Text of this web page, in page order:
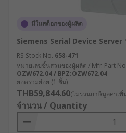
มีในสต็อกของผู้ผลิต
Siemens Serial Device Server
RS Stock No. 658-471
หมายเลขชิ้นส่วนของผู้ผลิต / Mfr. Part
OZW672.04 / BPZ:OZW672.04
ยอดรวมย่อย (1 ชิ้น)
THB59,844.60(ไม่รวมภาษีมูลค่าเพิ่
จำนวน / Quantity